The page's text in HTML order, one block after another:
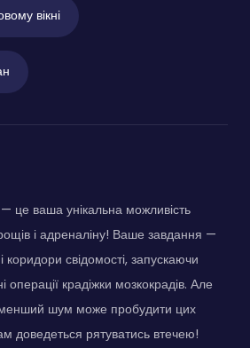
вікні
ваша унікальна можливість
і адреналіну! Ваше завдання —
свідомості, запускаючи
крадіжки мозкокрадів. Але
шум може пробудити цих
доведеться рятуватись втечею!